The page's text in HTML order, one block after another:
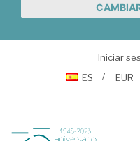
Iniciar
ES
EUR